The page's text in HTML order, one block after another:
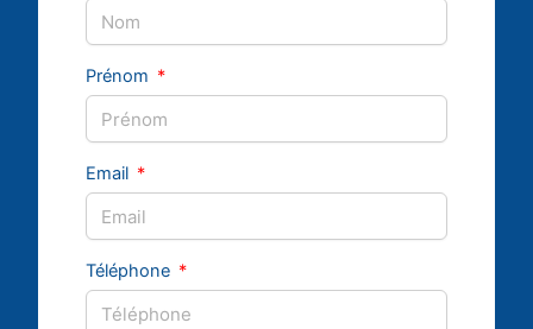
Prénom
Email
Téléphone